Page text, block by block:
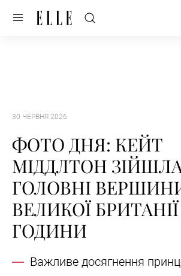
30 ЧЕРВНЯ 2026
ФОТО ДНЯ: КЕЙТ
МІДДЛТОН
ГОЛОВНІ
ВЕЛИКОЇ БРИТАНІЇ
ГОДИНИ
Важливе досягнення